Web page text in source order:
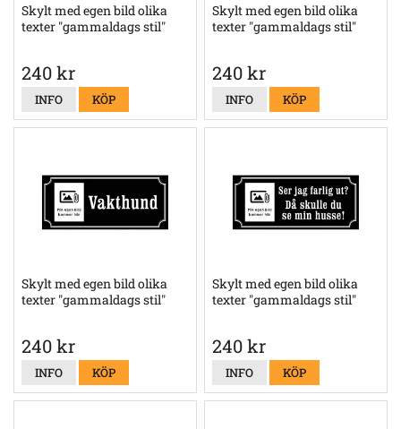
Skylt med egen bild olika
texter "gammaldags stil"
240 kr
INFO KÖP
Skylt med egen bild olika
texter "gammaldags stil"
240 kr
INFO KÖP
Skylt med egen bild olika
texter "gammaldags stil"
240 kr
INFO KÖP
Skylt med egen bild olika
texter "gammaldags stil"
240 kr
INFO KÖP